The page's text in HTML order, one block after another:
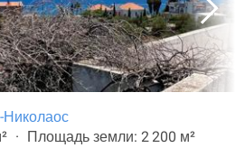
Николаос
Площадь земли: 2 200 м²